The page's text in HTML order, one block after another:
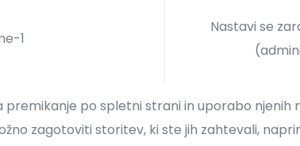
1
Nastavi se
premikanje po spletni strani in uporabo
zagotoviti storitev, ki ste jih zahtevali,